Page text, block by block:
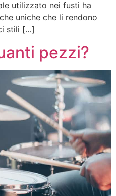
utilizzato nei fusti ha
uniche che li rendono
stili […]
pezzi?